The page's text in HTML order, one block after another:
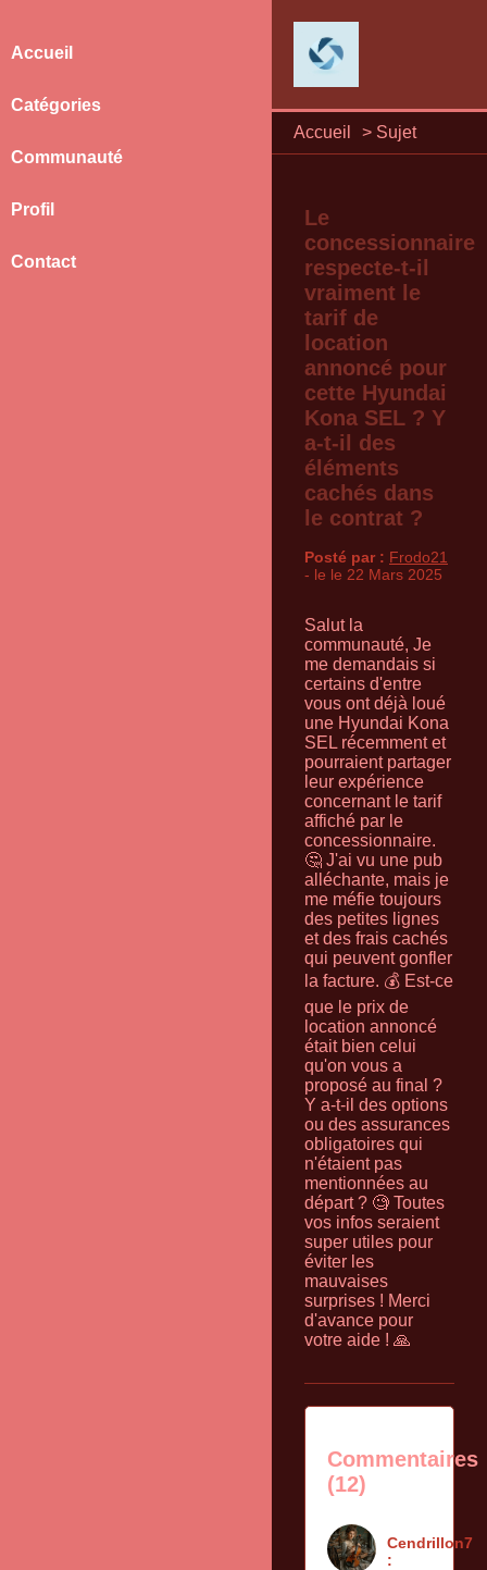
Accueil > Sujet
Accueil
Catégories
Communauté
Profil
Contact
Le
concessionnaire
respecte-t-il
vraiment le
tarif de
location
annoncé pour
cette Hyundai
Kona SEL ? Y
a-t-il des
éléments
cachés dans
le contrat ?
Posté par : Frodo21
- le le 22 Mars 2025
Salut la
communauté, Je
me demandais si
certains d'entre
vous ont déjà loué
une Hyundai Kona
SEL récemment et
pourraient partager
leur expérience
concernant le tarif
affiché par le
concessionnaire.
🤔 J'ai vu une pub
alléchante, mais je
me méfie toujours
des petites lignes
et des frais cachés
qui peuvent gonfler
la facture. 💰 Est-ce
que le prix de
location annoncé
était bien celui
qu'on vous a
proposé au final ?
Y a-t-il des options
ou des assurances
obligatoires qui
n'étaient pas
mentionnées au
départ ? 🧐 Toutes
vos infos seraient
super utiles pour
éviter les
mauvaises
surprises ! Merci
d'avance pour
votre aide ! 🙏
Commentaires
(12)
Cendrillon7
: